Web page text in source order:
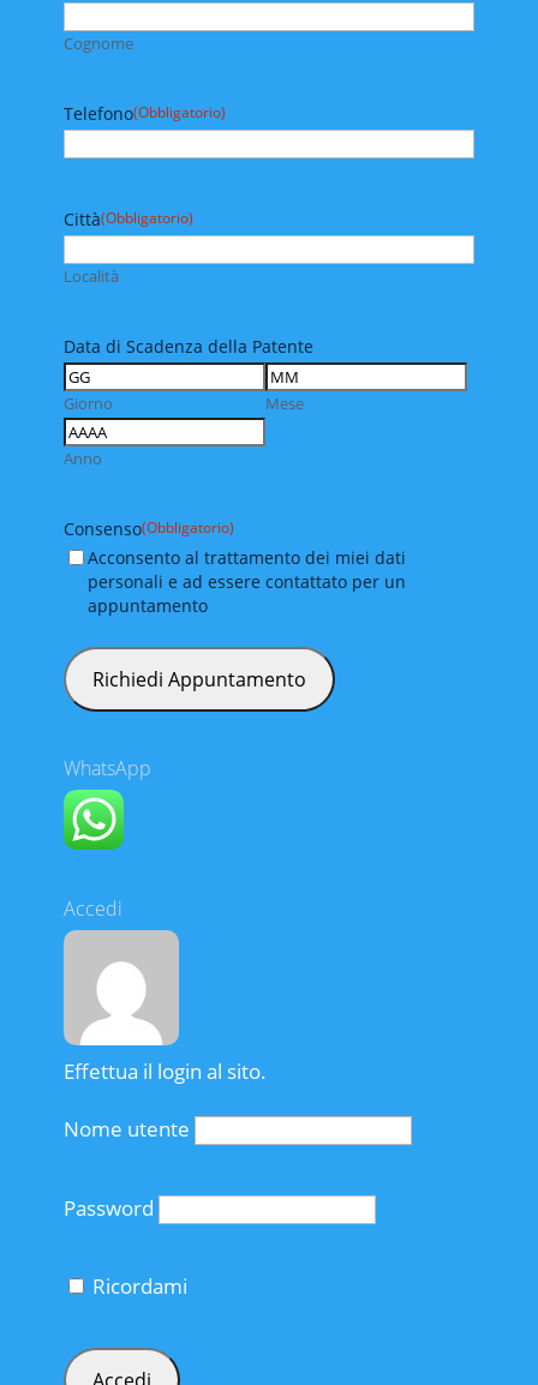
Cognome
Telefono(Obbligatorio)
Città(Obbligatorio)
Località
Data di Scadenza della Patente
Giorno Mese
Anno
Consenso(Obbligatorio)
Acconsento al trattamento dei miei dati
personali e ad essere contattato per un
appuntamento
WhatsApp
Accedi
Effettua il login al sito.
Nome utente
Password
Ricordami